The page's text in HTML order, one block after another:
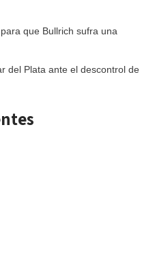
que Bullrich sufra una
del Plata ante el descontrol de